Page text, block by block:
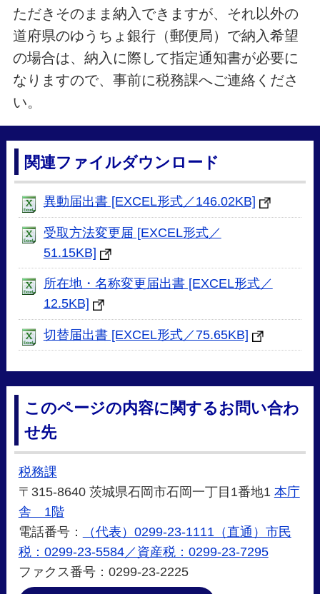
ただきそのまま納入できますが、それ以外の
道府県のゆうちょ銀行（郵便局）で納入希望
の場合は、納入に際して指定通知書が必要に
なりますので、事前に税務課へご連絡くださ
い。
関連ファイルダウンロード
異動届出書 [EXCEL形式／146.02KB]
受取方法変更届 [EXCEL形式／
51.15KB]
所在地・名称変更届出書 [EXCEL形式／
12.5KB]
切替届出書 [EXCEL形式／75.65KB]
このページの内容に関するお問い合わ
せ先
税務課
〒315-8640 茨城県石岡市石岡一丁目1番地1 本庁
舎 1階
電話番号：
（代表）0299-23-1111（直通）市民
税：0299-23-5584／資産税：0299-23-7295
ファクス番号：0299-23-2225